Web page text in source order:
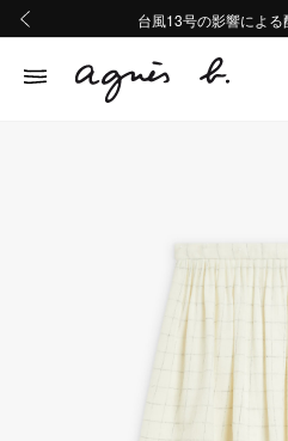
熊本地域地震の影響によ
Summer Sale
台風13号の影響によ
熊本地域地震の影響によ
Summer Sale